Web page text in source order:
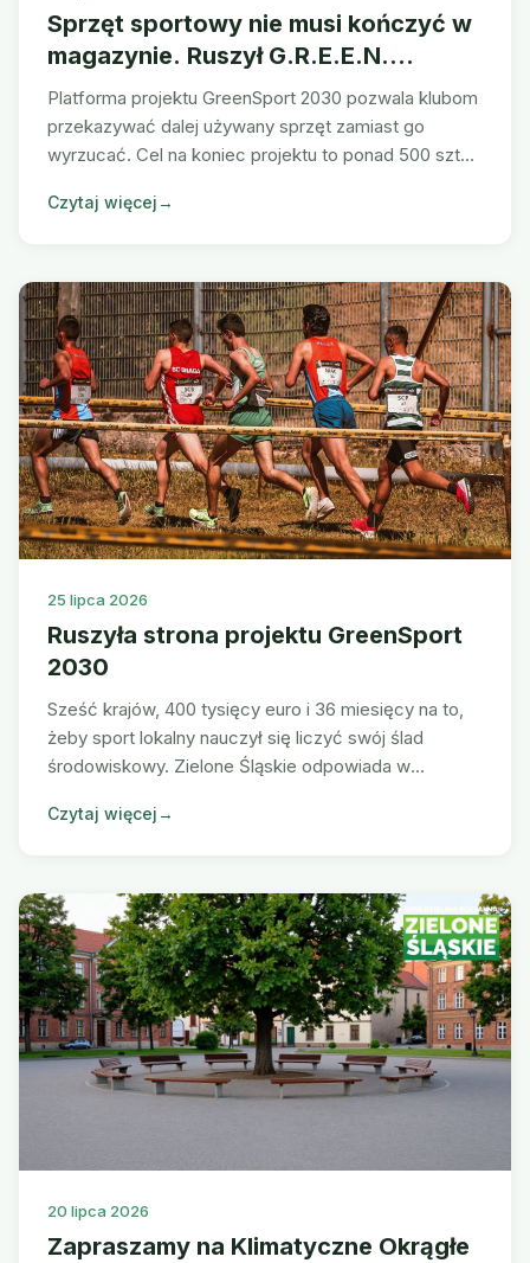
Sprzęt sportowy nie musi kończyć w
magazynie. Ruszył G.R.E.E.N.
Circular Hub
Platforma projektu GreenSport 2030 pozwala klubom
przekazywać dalej używany sprzęt zamiast go
wyrzucać. Cel na koniec projektu to ponad 500 sztuk
Czytaj więcej→
25 lipca 2026
Ruszyła strona projektu GreenSport
2030
Sześć krajów, 400 tysięcy euro i 36 miesięcy na to,
żeby sport lokalny nauczył się liczyć swój ślad
środowiskowy. Zielone Śląskie odpowiada w
Czytaj więcej→
20 lipca 2026
Zapraszamy na Klimatyczne Okrągłe